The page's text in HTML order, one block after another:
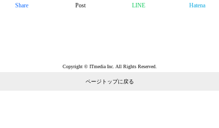
Share Post LINE Hatena
Copyright © ITmedia Inc. All Rights Reserved.
ページトップに戻る